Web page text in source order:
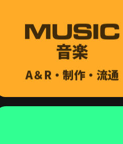
MUSIC
音楽
A＆R・制作・流通